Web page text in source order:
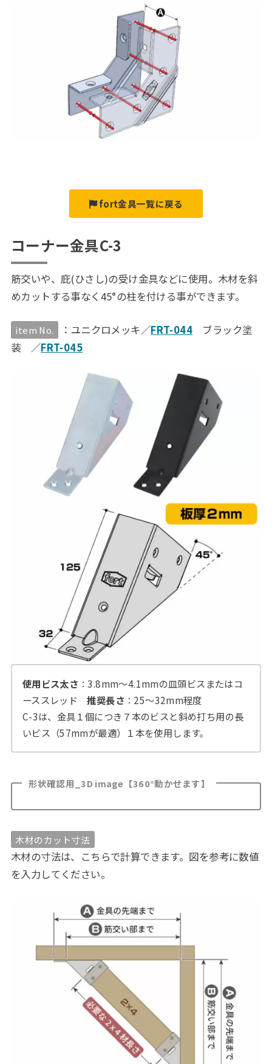
fort金具一覧に戻る
コーナー金具C-3
筋交いや、庇(ひさし)の受け金具などに使用。木材を斜
めカットする事なく45°の柱を付ける事ができます。
item No. ：ユニクロメッキ／FRT-044
ブラック塗
装 ／FRT-045
使用ビス太さ ：3.8mm～4.1mmの皿頭ビスまたはコ
ーススレッド推奨長さ ：25～32mm程度
C-3は、金具１個につき７本のビスと斜め打ち用の長
いビス（57mmが最適）１本を使用します。
形状確認用_3D image【360°動かせます】
木材のカット寸法
木材の寸法は、こちらで計算できます。図を参考に数値
を入力してください。